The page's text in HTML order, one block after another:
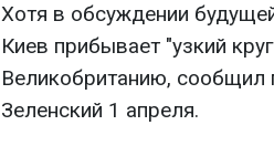
Хотя в обсуждении
Киев прибывает "узкий
Великобританию, сообщил
Зеленский 1 апреля.